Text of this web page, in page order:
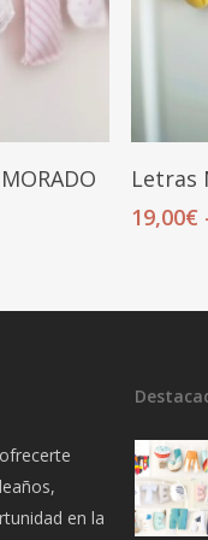
Letras
19,00€
en la